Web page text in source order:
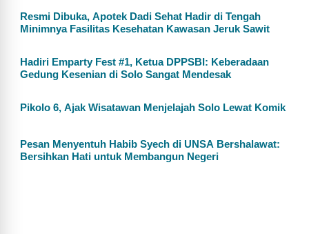
Resmi Dibuka, Apotek Dadi Sehat Hadir di Tengah
Minimnya Fasilitas Kesehatan Kawasan Jeruk Sawit
Hadiri Emparty Fest #1, Ketua DPPSBI: Keberadaan
Gedung Kesenian di Solo Sangat Mendesak
Pikolo 6, Ajak Wisatawan Menjelajah Solo Lewat Komik
Pesan Menyentuh Habib Syech di UNSA Bershalawat:
Bersihkan Hati untuk Membangun Negeri